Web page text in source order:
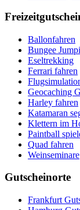
Ballonfahren
Bungee
Eseltrekking
Ferrari fahren
Geocaching
Harley fahren
Katamaran
Klettern im
Paintball
Quad fahren
Weinseminare
Gutscheinorte
Frankfurt